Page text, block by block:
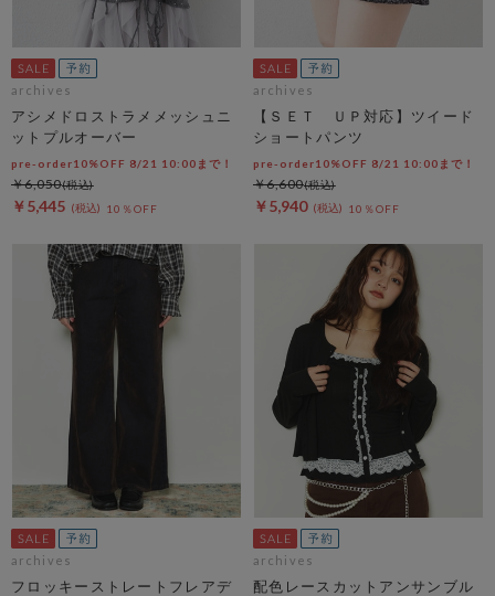
archives
アシメドロストラメメッシュニ
ットプルオーバー
pre-order10%OFF 8/21 10:00まで！
￥5,445 10％OFF
￥6,050
archives
【ＳＥＴ ＵＰ対応】ツイード
ショートパンツ
pre-order10%OFF 8/21 10:00まで！
￥5,940 10％OFF
￥6,600
archives
フロッキーストレートフレアデ
archives
配色レースカットアンサンブル